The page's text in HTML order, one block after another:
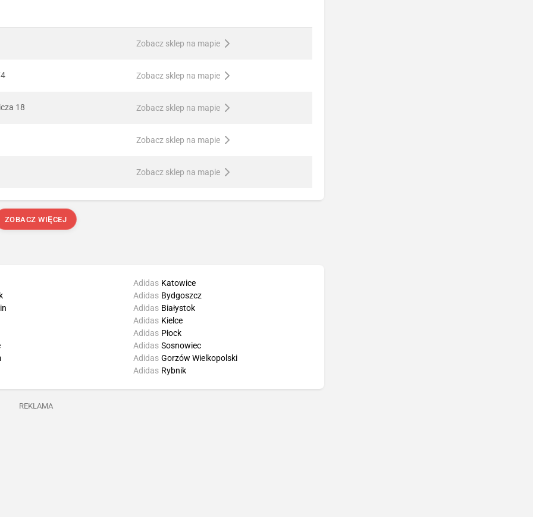
Zobacz sklep na mapie
Zobacz sklep na mapie
18 Zobacz sklep na mapie
Zobacz sklep na mapie
Zobacz sklep na mapie
ZOBACZ WIĘCEJ
Adidas Katowice
Adidas Bydgoszcz
Adidas Białystok
Adidas Kielce
Adidas Płock
Adidas Sosnowiec
Adidas Gorzów Wielkopolski
Adidas Rybnik
REKLAMA